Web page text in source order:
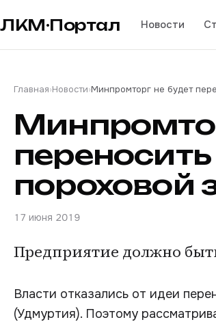
ЛКМ·Портал Новости
Главная›Новости›Минпромторг не будет
пороховой
17 июня 2019
Предприятие должно
Власти отказались от идеи
(Удмуртия). Поэтому